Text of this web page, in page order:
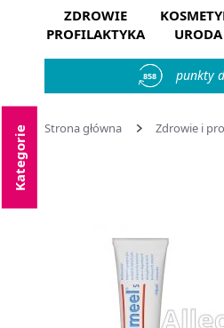
ZDROWIE
PROFILAKTYKA
URODA
858 punkty
Strona główna Zdrowie i
Kategorie